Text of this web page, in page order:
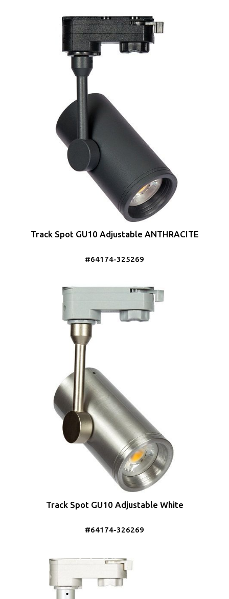
Track Spot GU10 Adjustable ANTHRACITE
#64174-325269
Track Spot GU10 Adjustable White
#64174-326269